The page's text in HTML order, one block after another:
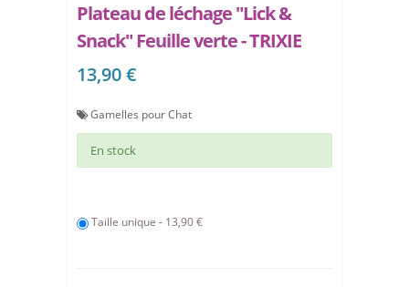
Plateau de léchage "Lick &
Snack" Feuille verte - TRIXIE
13,90 €
Gamelles pour Chat
En stock
Taille unique - 13,90 €